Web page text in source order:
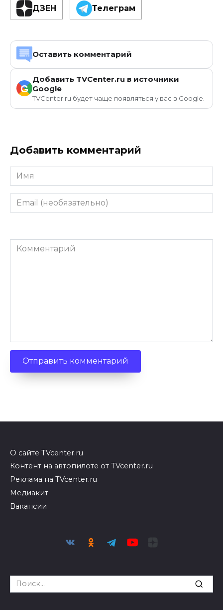
ДЗЕН Телеграм
Оставить комментарий
G
Добавить TVCenter.ru в источники
Google
TVCenter.ru будет чаще появляться у вас в Google.
Добавить комментарий
Имя
Email
(необязательно)
Комментарий
О сайте TVcenter.ru
Контент на автопилоте от TVcenter.ru
Реклама на TVcenter.ru
Медиакит
Вакансии
Search
for: